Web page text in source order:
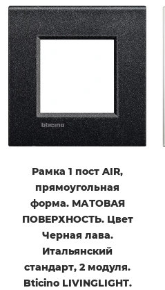
Рамка 1 пост AIR,
прямоугольная
форма. МАТОВАЯ
ПОВЕРХНОСТЬ. Цвет
Черная лава.
Итальянский
стандарт, 2 модуля.
Bticino LIVINGLIGHT.